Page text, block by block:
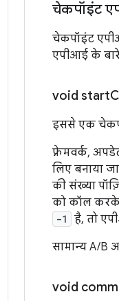
चेकपॉइंट
चेकपॉइंट
एपीआई के
void
इससे एक
फ़्रेमवर्क,
लिए बनाया
की संख्या
को कॉल करके
-1
है, तो
सामान्य A/B
void